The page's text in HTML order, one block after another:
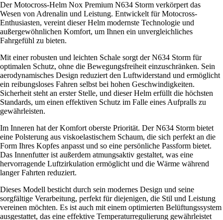
Der Motocross-Helm Nox Premium N634 Storm verkörpert das
Wesen von Adrenalin und Leistung. Entwickelt für Motocross-
Enthusiasten, vereint dieser Helm modernste Technologie und
außergewöhnlichen Komfort, um Ihnen ein unvergleichliches
Fahrgefühl zu bieten.
Mit einer robusten und leichten Schale sorgt der N634 Storm für
optimalen Schutz, ohne die Bewegungsfreiheit einzuschränken. Sein
aerodynamisches Design reduziert den Luftwiderstand und ermöglicht
ein reibungsloses Fahren selbst bei hohen Geschwindigkeiten.
Sicherheit steht an erster Stelle, und dieser Helm erfüllt die höchsten
Standards, um einen effektiven Schutz im Falle eines Aufpralls zu
gewährleisten.
Im Inneren hat der Komfort oberste Priorität. Der N634 Storm bietet
eine Polsterung aus viskoelastischem Schaum, die sich perfekt an die
Form Ihres Kopfes anpasst und so eine persönliche Passform bietet.
Das Innenfutter ist außerdem atmungsaktiv gestaltet, was eine
hervorragende Luftzirkulation ermöglicht und die Wärme während
langer Fahrten reduziert.
Dieses Modell besticht durch sein modernes Design und seine
sorgfältige Verarbeitung, perfekt für diejenigen, die Stil und Leistung
vereinen möchten. Es ist auch mit einem optimierten Belüftungssystem
ausgestattet, das eine effektive Temperaturregulierung gewährleistet